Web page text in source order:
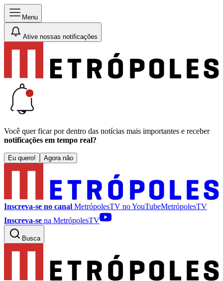
Menu
Ative nossas notificações
Você quer ficar por dentro das notícias mais importantes e receber
notificações em tempo real?
Eu quero! Agora não
Inscreva-se no canal MetrópolesTV noYouTubeMetrópolesTV
Inscreva-se na MetrópolesTV
Busca